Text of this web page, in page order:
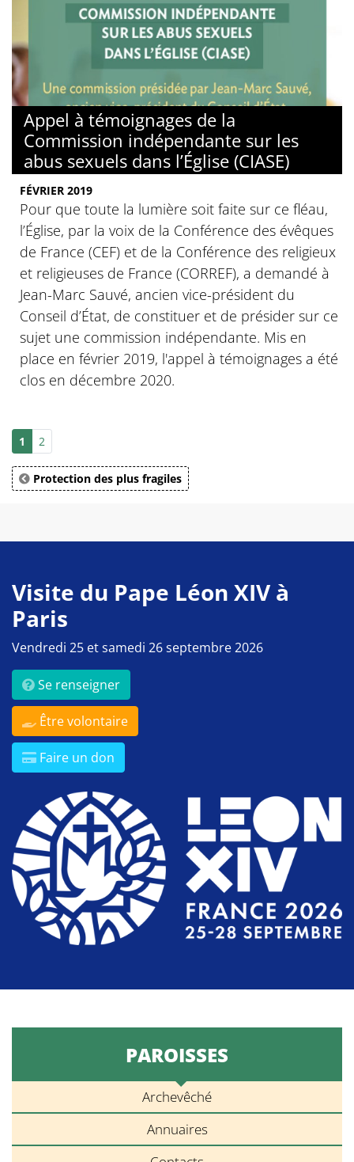
Appel à témoignages de la
Commission indépendante sur les
abus sexuels dans l’Église (CIASE)
FÉVRIER 2019
Pour que toute la lumière soit faite sur ce fléau,
l’Église, par la voix de la Conférence des évêques
de France (CEF) et de la Conférence des religieux
et religieuses de France (CORREF), a demandé à
Jean-Marc Sauvé, ancien vice-président du
Conseil d’État, de constituer et de présider sur ce
sujet une commission indépendante. Mis en
place en février 2019, l'appel à témoignages a été
clos en décembre 2020.
1 2
Protection des plus fragiles
Visite du Pape Léon XIV à
Paris
Vendredi 25 et samedi 26 septembre 2026
Se renseigner
Être volontaire
Faire un don
PAROISSES
Archevêché
Annuaires